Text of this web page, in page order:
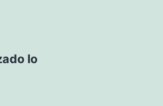
lo